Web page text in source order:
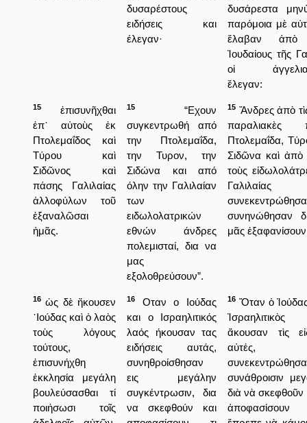
δυσαρέστους
ειδήσεις και
έλεγαν·
δυσάρεστα
παρόμοια μὲ
ἔλαβαν ἀπὸ
Ἰουδαίους τῆς
οἱ
ἔλεγαν:
15
ἐπισυνῆχθαι
ἐπ᾿ αὐτοὺς ἐκ
Πτολεμαΐδος καὶ
Τύρου καὶ
Σιδῶνος καὶ
πάσης Γαλιλαίας
ἀλλοφύλων τοῦ
ἐξαναλῶσαι
ἡμᾶς.
15
“Εχουν
συγκεντρωθή από
την Πτολεμαΐδα,
την Τυρον, την
Σιδώνα και από
όλην την Γαλιλαίαν
των
ειδωλολατρικών
εθνών άνδρες
πολεμισταί, δια να
μας
εξολοθρεύσουν”.
15 Ἄνδρες ἀπὸ
παραλιακὲς
Πτολεμαΐδα,
Σιδῶνα καὶ ἀπὸ
τοὺς
Γαλιλαίας
συνηνώθησαν
μᾶς
16 ὡς δὲ ἤκουσεν
᾿Ιούδας καὶ ὁ λαὸς
τοὺς λόγους
τούτους,
ἐπισυνήχθη
ἐκκλησία μεγάλη
βουλεύσασθαι τί
ποιήσωσι τοῖς
16
Οταν ο Ιούδας
και ο Ισραηλιτικός
λαός ήκουσαν τας
ειδήσεις αυτάς,
συνηθροίσθησαν
εις μεγάλην
συγκέντρωσιν, δια
να σκεφθούν και
16 Ὅταν ὁ
ἄκουσαν τὶς
αὐτές,
συνάθροισιν
διὰ νὰ σκεφθοῦν